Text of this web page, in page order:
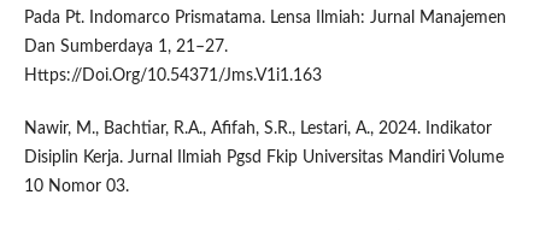
Pada Pt. Indomarco Prismatama. Lensa Ilmiah: Jurnal Manajemen
Dan Sumberdaya 1, 21–27.
Https://Doi.Org/10.54371/Jms.V1i1.163
Nawir, M., Bachtiar, R.A., Afifah, S.R., Lestari, A., 2024. Indikator
Disiplin Kerja. Jurnal Ilmiah Pgsd Fkip Universitas Mandiri Volume
10 Nomor 03.